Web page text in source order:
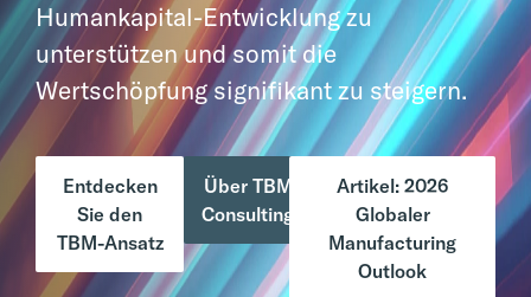
Humankapital-Entwicklung zu
unterstützenund somit die
Wertschöpfung signifikant zu steigern.
Entdecken
Sie den
TBM-Ansatz
Über TBM
Consulting
Artikel: 2026
Globaler
Manufacturing
Outlook